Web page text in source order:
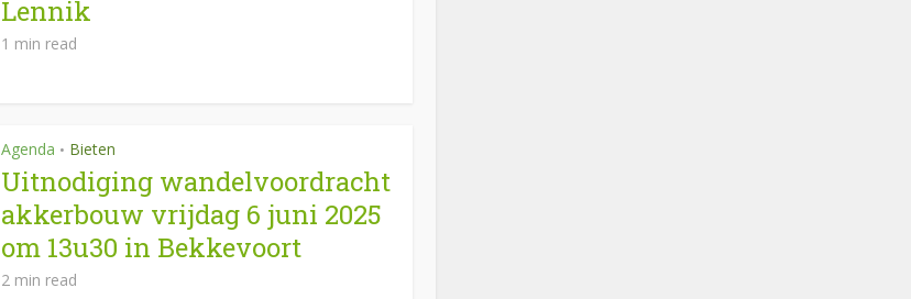
Lennik
1 min read
Agenda • Bieten
Uitnodiging wandelvoordracht
akkerbouw vrijdag 6 juni 2025
om 13u30 in Bekkevoort
2 min read